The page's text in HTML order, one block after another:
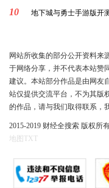
10 地下城与勇士手游版开
网站所收集的部分公开资料来
于网络分享，并不代表本站赞
建议。本站部分作品是由网友
站仅提供交流平台，不为其版
的作品，请与我们取得联系，
2015-2019 财经全搜索 版权所
地图
TXT